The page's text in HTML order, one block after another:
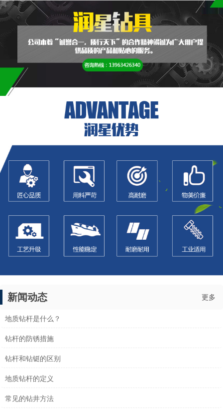
新闻动态 更多
地质钻杆是什么？
钻杆的防锈措施
钻杆和钻铤的区别
地质钻杆的定义
常见的钻井方法